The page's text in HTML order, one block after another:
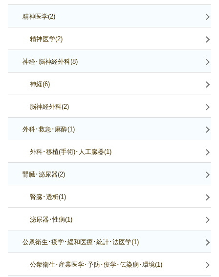
精神医学(2)
精神医学(2)
神経･脳神経外科(8)
神経(6)
脳神経外科(2)
外科･救急･麻酔(1)
外科･移植(手術)･人工臓器(1)
腎臓･泌尿器(2)
腎臓･透析(1)
泌尿器･性病(1)
公衆衛生･疫学･緩和医療･統計･法医学(1)
公衆衛生･産業医学･予防･疫学･伝染病･環境(1)